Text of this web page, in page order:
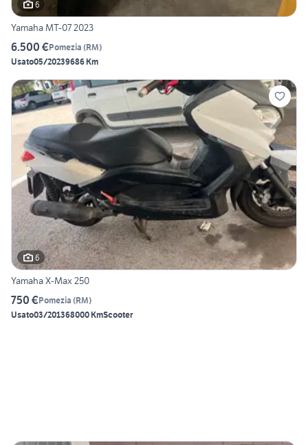
6
Yamaha MT-07 2023
6.500 €Pomezia (RM)
Usato05/20239686 Km
6
Yamaha X-Max 250
750 €Pomezia (RM)
Usato03/201368000 KmScooter